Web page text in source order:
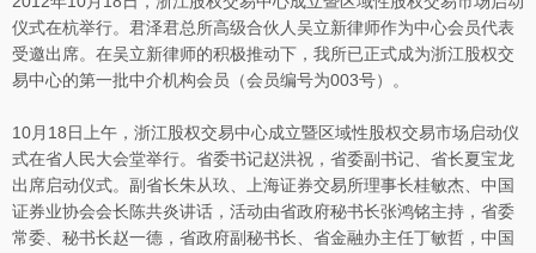
仪式在杭举行。君泽君总所高级合伙人吴立新律师作为中心会员代表
受邀出席。在吴立新律师的积极推动下，我所已正式成为浙江股权交
易中心的第一批中介机构会员（会员编号为003号）。
10月18日上午，浙江股权交易中心成立暨区域性股权交易市场启动仪
式在省人民大会堂举行。省委书记赵洪祝，省委副书记、省长夏宝龙
出席启动仪式。副省长朱从玖、上海证券交易所理事长桂敏杰、中国
证券业协会会长陈共炎讲话，活动由省政府秘书长张鸿铭主持，省委
常委、秘书长赵一德，省政府副秘书长、省金融办主任丁敏哲，中国